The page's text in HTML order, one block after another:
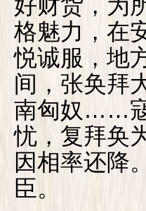
好财货，为
格魅力，在
悦诚服，地
间，张奂拜
南匈奴……
忧，复拜奂
因相率还降
臣。